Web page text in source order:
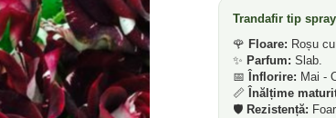
Trandafir tip
🌹 Floare: Roșu
✨ Parfum: Slab.
📅
Înflorire: Mai -
📏 Înălțime
🛡️ Rezistență: